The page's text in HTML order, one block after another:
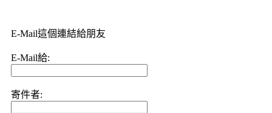
E-Mail這個連結給朋友
E-Mail給:
寄件者: